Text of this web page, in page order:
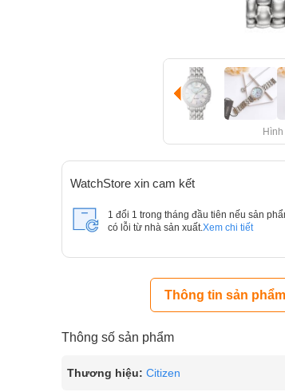
WatchStore xin cam kết
1 đổi 1 trong tháng đầu tiên nếu sản
có lỗi từ nhà sản xuất. Xem chi tiết
Thông tin sản phẩm
Thông số sản phẩm
Thương hiệu: Citizen